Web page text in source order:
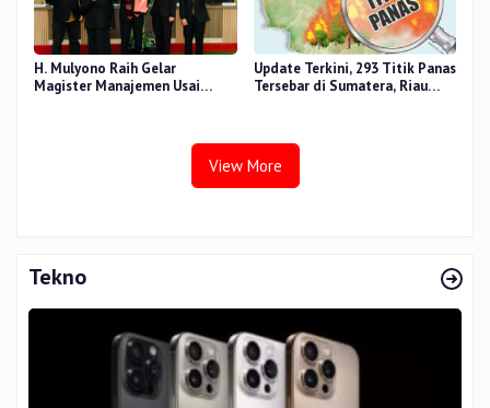
H. Mulyono Raih Gelar
Magister Manajemen Usai
Update Terkini, 293 Titik Panas
Tersebar di Sumatera, Riau
View More
Tekno